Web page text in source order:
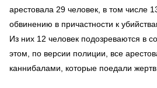
арестовала 29 человек, в том числе
обвинению в причастности к
Из них 12 человек подозреваются в
этом, по версии полиции, все
каннибалами, которые поедали жертв.